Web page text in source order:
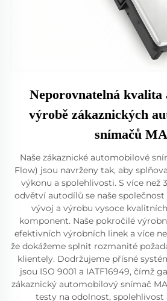
Neporovnatelná kvalita
výrobě zákaznických
snímačů
Naše zákaznické automobilové
Flow) jsou navrženy tak, aby
výkonu a spolehlivosti. S více než
odvětví autodílů se naše společnost
vývoj a výrobu vysoce
komponent. Naše pokročilé
efektivních výrobních linek a více
že dokážeme splnit rozmanité
klientely. Dodržujeme přísné
jsou ISO 9001 a IATF16949, čímž
zákaznický automobilový snímač
testy na odolnost, spolehlivost